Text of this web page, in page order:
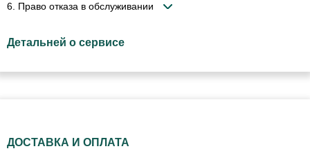
6. Право отказа в обслуживании
Детальней о сервисе
ДОСТАВКА И ОПЛАТА